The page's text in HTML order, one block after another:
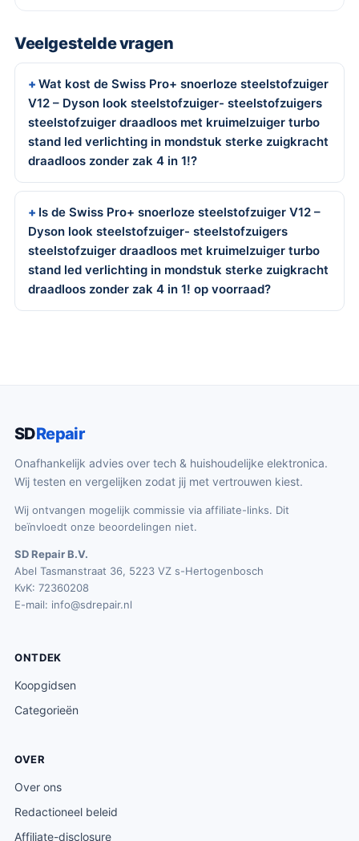
Veelgestelde vragen
Wat kost de Swiss Pro+ snoerloze steelstofzuiger
V12 – Dyson look steelstofzuiger- steelstofzuigers
steelstofzuiger draadloos met kruimelzuiger turbo
stand led verlichting in mondstuk sterke zuigkracht
draadloos zonder zak 4 in 1!?
Is de Swiss Pro+ snoerloze steelstofzuiger V12 –
Dyson look steelstofzuiger- steelstofzuigers
steelstofzuiger draadloos met kruimelzuiger turbo
stand led verlichting in mondstuk sterke zuigkracht
draadloos zonder zak 4 in 1! op voorraad?
SDRepair
Onafhankelijk advies over tech & huishoudelijke elektronica.
Wij testen en vergelijken zodat jij met vertrouwen kiest.
Wij ontvangen mogelijk commissie via affiliate-links. Dit
beïnvloedt onze beoordelingen niet.
SD Repair B.V.
Abel Tasmanstraat 36, 5223 VZ s-Hertogenbosch
KvK: 72360208
E-mail: info@sdrepair.nl
ONTDEK
Koopgidsen
Categorieën
OVER
Over ons
Redactioneel beleid
Affiliate-disclosure